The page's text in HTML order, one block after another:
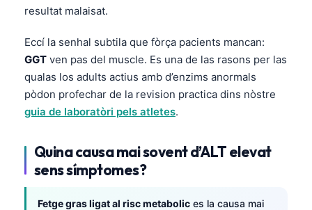
resultat malaisat.
Eccí la senhal subtila que fòrça pacients mancan:
GGT ven pas del muscle. Es una de las rasons per las
qualas los adults actius amb d’enzims anormals
pòdon profechar de la revision practica dins nòstre
guia de laboratòri pels atletes.
Quina causa mai sovent d’ALT elevat
sens símptomes?
Fetge gras ligat al risc metabolic es la causa mai